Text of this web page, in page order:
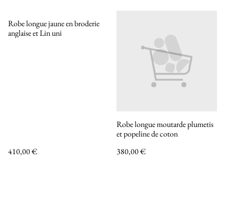
Robe longue jaune en broderie
anglaise et Lin uni
410,00 €
Robe longue moutarde plumetis
et popeline de coton
380,00 €